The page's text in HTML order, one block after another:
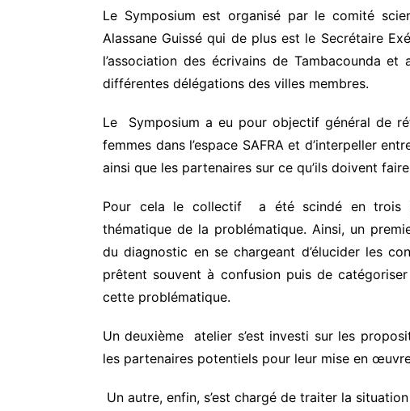
Le Symposium est organisé par le comité
Alassane Guissé qui de plus est le Secrétaire
l’association des écrivains de Tambacounda
différentes délégations des villes membres.
Le Symposium a eu pour objectif général de
femmes dans l’espace SAFRA et d’interpeller
ainsi que les partenaires sur ce qu’ils doivent
Pour cela le collectif a été scindé en trois
thématique de la problématique. Ainsi, un
du diagnostic en se chargeant d’élucider les
prêtent souvent à confusion puis de
cette problématique.
Un deuxième atelier s’est investi sur les
les partenaires potentiels pour leur mise en
Un autre, enfin, s’est chargé de traiter la